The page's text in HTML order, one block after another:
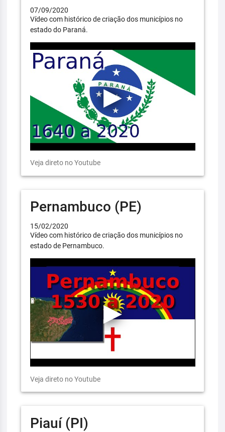
07/09/2020
Vídeo com histórico de criação dos municípios no
estado do Paraná.
Veja direto no Youtube
Pernambuco (PE)
15/02/2020
Vídeo com histórico de criação dos municípios no
estado de Pernambuco.
Veja direto no Youtube
Piauí (PI)